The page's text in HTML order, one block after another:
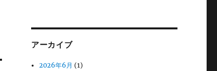
アーカイブ
2026年6月 (1)